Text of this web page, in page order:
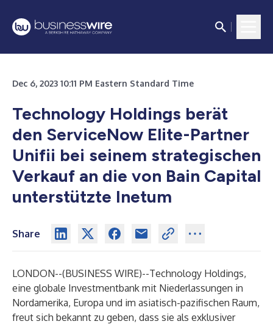
Dec 6, 2023 10:11 PM Eastern Standard Time
Technology Holdings berät
den ServiceNow Elite-Partner
Unifii bei seinem strategischen
Verkauf an die von Bain Capital
unterstützte Inetum
Share
LONDON--(BUSINESS WIRE)--Technology Holdings,
eine globale Investmentbank mit Niederlassungen in
Nordamerika, Europa und im asiatisch-pazifischen Raum,
freut sich bekannt zu geben, dass sie als exklusiver